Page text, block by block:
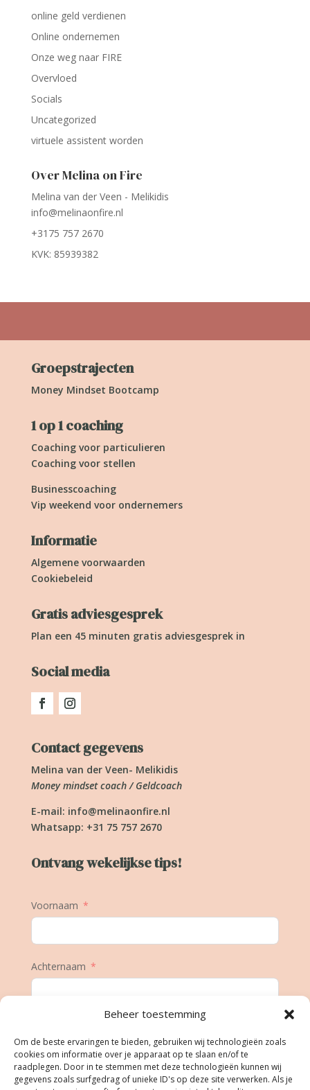
Beheer toestemming
Om de beste ervaringen te bieden, gebruiken wij technologieën zoals
cookies om informatie over je apparaat op te slaan en/of te
raadplegen. Door in te stemmen met deze technologieën kunnen wij
gegevens zoals surfgedrag of unieke ID's op deze site verwerken. Als je
online geld verdienen
Online ondernemen
Onze weg naar FIRE
Overvloed
Socials
Uncategorized
virtuele assistent worden
Over Melina on Fire
Melina van der Veen - Melikidis
info@melinaonfire.nl
+3175 757 2670
KVK: 85939382
Groepstrajecten
Money Mindset Bootcamp
1 op 1 coaching
Coaching voor particulieren
Coaching voor stellen
Businesscoaching
Vip weekend voor ondernemers
Informatie
Algemene voorwaarden
Cookiebeleid
Gratis adviesgesprek
Plan een 45 minuten gratis adviesgesprek in
Social media
Contact gegevens
Melina van der Veen- Melikidis
Money mindset coach / Geldcoach
E-mail: info@melinaonfire.nl
Whatsapp: +31 75 757 2670
Ontvang wekelijkse tips!
Voornaam
Achternaam